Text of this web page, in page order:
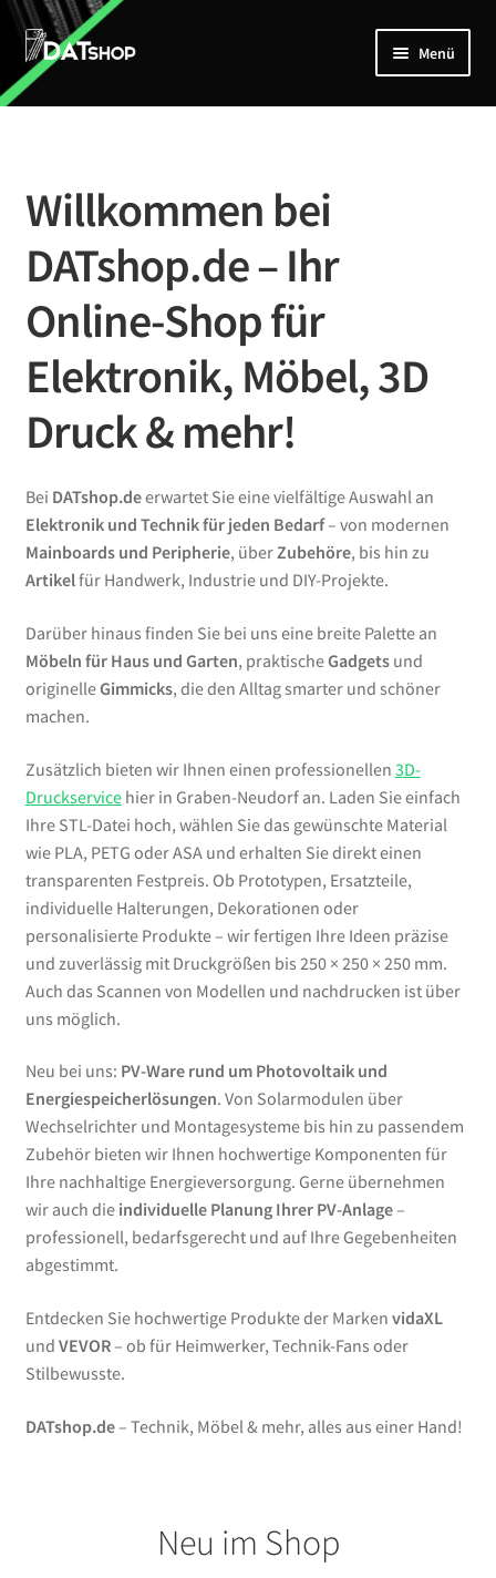
Zur
Navigation
springen
Zum
Inhalt
springen
Menü
Home
Mein Account
Kontakt
Willkommen bei
DATshop.de – Ihr
Online-Shop für
Elektronik, Möbel, 3D
Druck & mehr!
Bei DATshop.deerwartet Sie eine vielfältige Auswahl an
Elektronik und Technik für jeden Bedarf– von modernen
Mainboards und Peripherie, überZubehöre, bis hin zu
Artikelfür Handwerk, Industrie und DIY-Projekte.
Darüber hinaus finden Sie bei uns eine breite Palette an
Möbeln für Haus und Garten, praktischeGadgetsund
originelleGimmicks, die den Alltag smarter und schöner
machen.
Zusätzlich bieten wir Ihnen einen professionellen 3D-
Druckservicehier in Graben-Neudorf an. Laden Sie einfach
Ihre STL-Datei hoch, wählen Sie das gewünschte Material
wie PLA, PETG oder ASA und erhalten Sie direkt einen
transparenten Festpreis. Ob Prototypen, Ersatzteile,
individuelle Halterungen, Dekorationen oder
personalisierte Produkte – wir fertigen Ihre Ideen präzise
und zuverlässig mit Druckgrößen bis 250 × 250 × 250 mm.
Auch das Scannen von Modellen und nachdrucken ist über
uns möglich.
Neu bei uns: PV-Ware rund um Photovoltaik und
Energiespeicherlösungen. Von Solarmodulen über
Wechselrichter und Montagesysteme bis hin zu passendem
Zubehör bieten wir Ihnen hochwertige Komponenten für
Ihre nachhaltige Energieversorgung. Gerne übernehmen
wir auch die individuelle Planung Ihrer PV-Anlage–
professionell, bedarfsgerecht und auf Ihre Gegebenheiten
abgestimmt.
Entdecken Sie hochwertige Produkte der Marken vidaXL
und VEVOR– ob für Heimwerker, Technik-Fans oder
Stilbewusste.
DATshop.de– Technik, Möbel & mehr, alles aus einer Hand!
Neu im Shop